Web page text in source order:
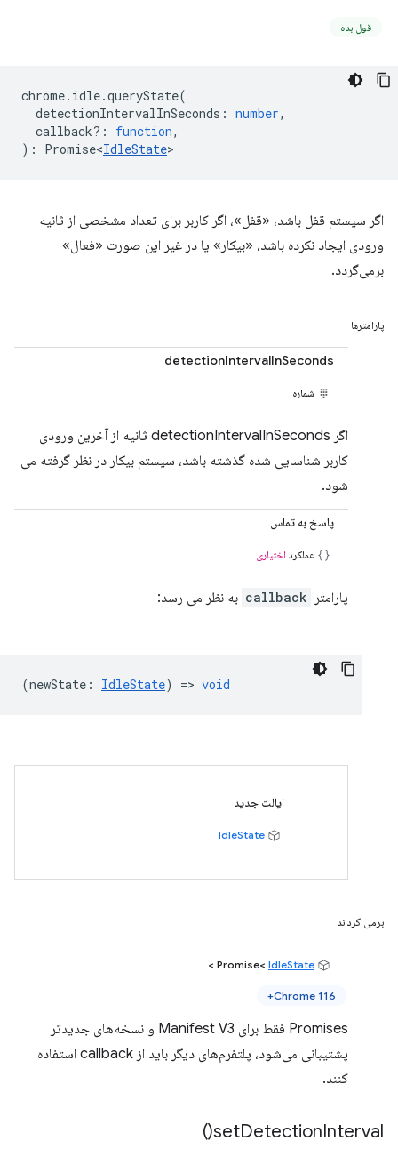
قول بده
chrome. idle.queryState(
detectionIntervalInSeconds : number,
callback? : function,
) : Promise<IdleState>
اگر سیستم قفل باشد، «قفل»، اگر کاربر برای تعداد مشخصی از ثانیه
ورودی ایجاد نکرده باشد، «بیکار» یا در غیر این صورت «فعال»
برمی‌گردد.
پارامترها
detectionIntervalInSeconds
شماره
اگر detectionIntervalInSeconds ثانیه از آخرین ورودی
کاربر شناسایی شده گذشته باشد، سیستم بیکار در نظر گرفته می
شود.
پاسخ به تماس
عملکرد اختیاری
پارامتر callback به نظر می رسد:
(newState : IdleState) => void
ایالت جدید
IdleState
برمی گرداند
IdleState
>
Chrome 116+
Promises فقط برای Manifest V3 و نسخه‌های جدیدتر
پشتیبانی می‌شود، پلتفرم‌های دیگر باید از callback استفاده
کنند.
setDetectionInterval(
)